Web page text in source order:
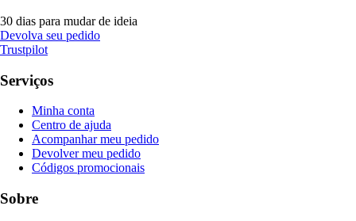
30 dias para mudar de ideia
Devolva seu pedido
Trustpilot
Serviços
Minha conta
Centro de ajuda
Acompanhar meu pedido
Devolver meu pedido
Códigos promocionais
Sobre